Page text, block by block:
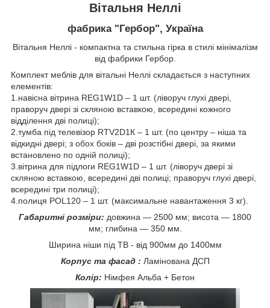
Вітальня Неллі
фабрика "Гербор", Україна
Вітальня Неллі - компактна та стильна гірка в стилі мінімалізм
від фабрики Гербор.
Комплект меблів для вітальні Неллі складається з наступних
елементів:
1.навісна вітрина REG1W1D – 1 шт. (ліворуч глухі двері,
праворуч двері зі скляною вставкою, всередині кожного
відділення дві полиці);
2.тумба під телевізор RTV2D1К – 1 шт. (по центру – ніша та
відкидні двері; з обох боків – дві розстібні двері, за якими
встановлено по одній полиці);
3.вітрина для підлоги REG1W1D – 1 шт. (ліворуч двері зі
скляною вставкою, всередині дві полиці; праворуч глухі двері,
всередині три полиці);
4.полиця POL120 – 1 шт. (максимальне навантаження 3 кг).
Габаритні розміри: довжина ― 2500 мм; висота ― 1800
мм; глибина ― 350 мм.
Ширина ніши під ТВ - від 900мм до 1400мм
Корпус та фасад : Ламінована ДСП
Колір: Німфея Альба + Бетон